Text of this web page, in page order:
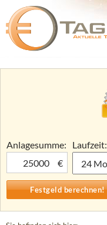
Zum
Anlagesumme:
€
Laufzeit: